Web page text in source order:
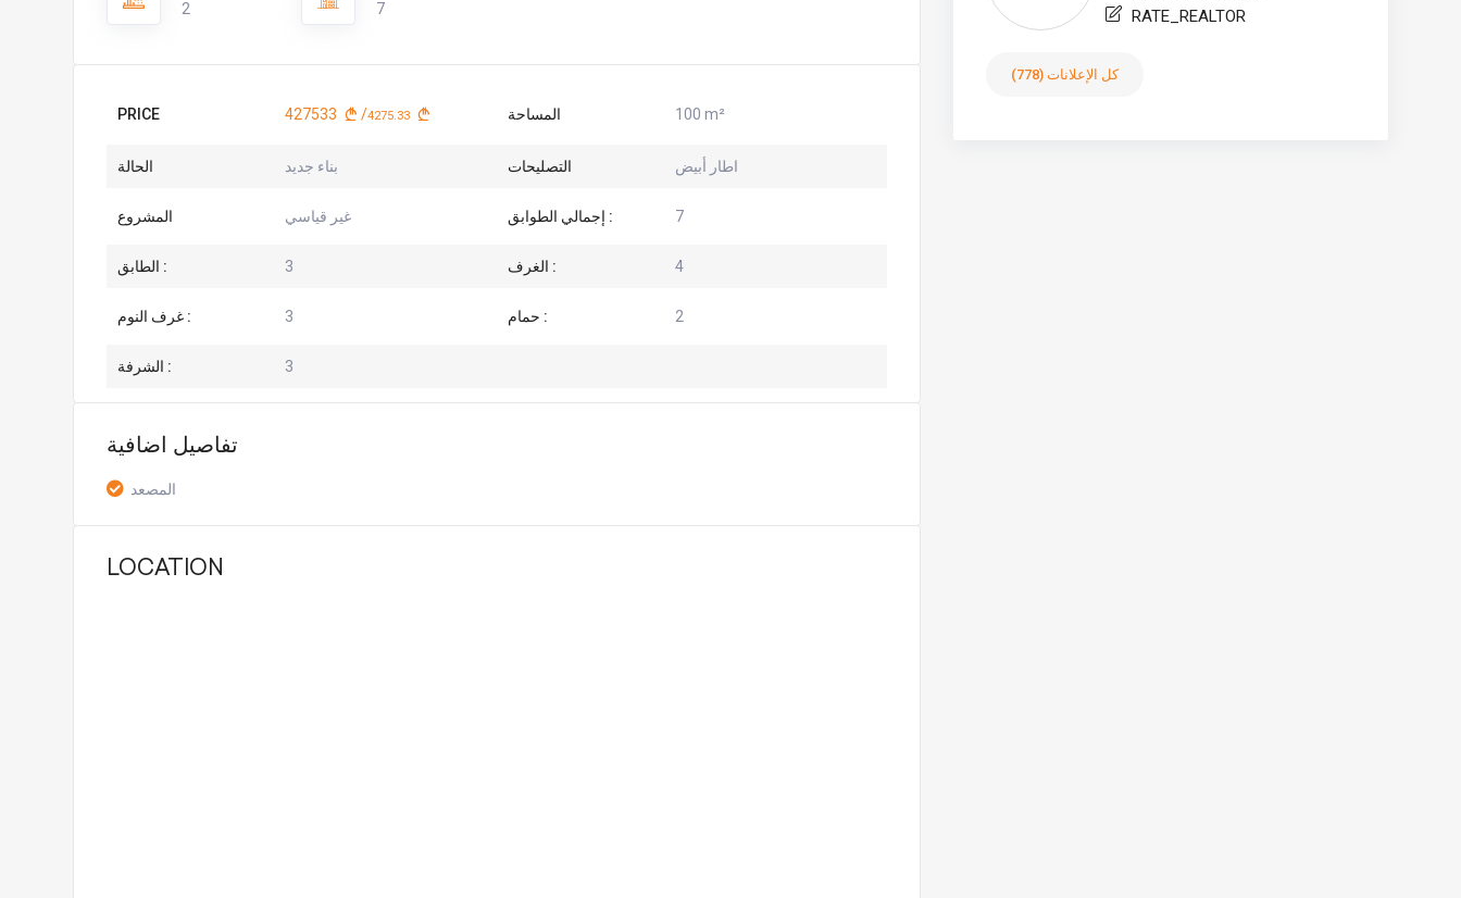
2 7
PRICE 427533 /4275.33 المساحة 100 m²
الحالة بناء جديد التصليحات اطار أبيض
المشروع غير قياسي إجمالي الطوابق : 7
الطابق : 3 الغرف : 4
غرف النوم : 3 حمام : 2
الشرفة : 3
تفاصيل اضافية
المصعد
LOCATION
RATE_REALTOR
كل الإعلانات (778)